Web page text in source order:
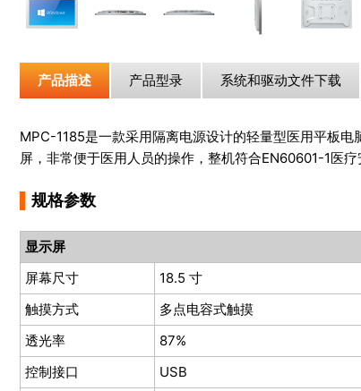
产品描述 产品型录 系统和驱动文件下载
MPC-1185是一款采用隔离电源设计的轻量型医用平板
屏，非常便于医用人员的操作，整机符合EN60601-1医
规格参数
显示屏
屏幕尺寸
18.5 寸
触摸方式
多点电容式触摸
透光率
87%
控制接口
USB